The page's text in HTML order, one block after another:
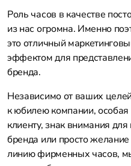
Роль часов в качестве
из нас огромна. Именно
это отличный
эффектом для
бренда.
Независимо от ваших
к юбилею компании, особая
клиенту, знак внимания
бренда или просто
линию фирменных часов,